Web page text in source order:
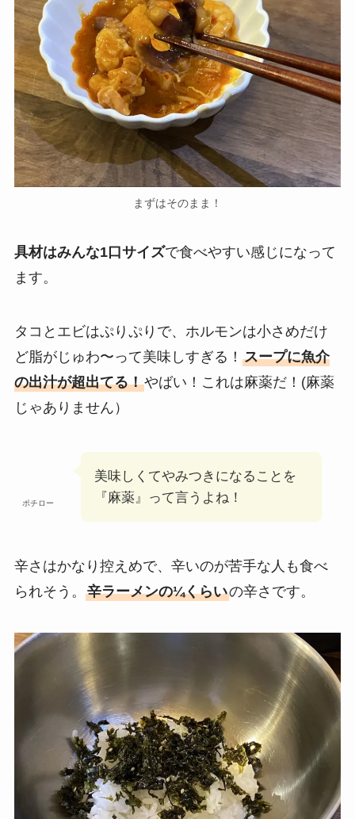
まずはそのまま！
具材はみんな1口サイズで食べやすい感じになって
ます。
タコとエビはぷりぷりで、ホルモンは小さめだけ
ど脂がじゅわ〜って美味しすぎる！ スープに魚介
の出汁が超出てる！やばい！これは麻薬だ！(麻薬
じゃありません）
ポチロー
美味しくてやみつきになることを
『麻薬』って言うよね！
辛さはかなり控えめで、辛いのが苦手な人も食べ
られそう。 辛ラーメンの¼くらいの辛さです。